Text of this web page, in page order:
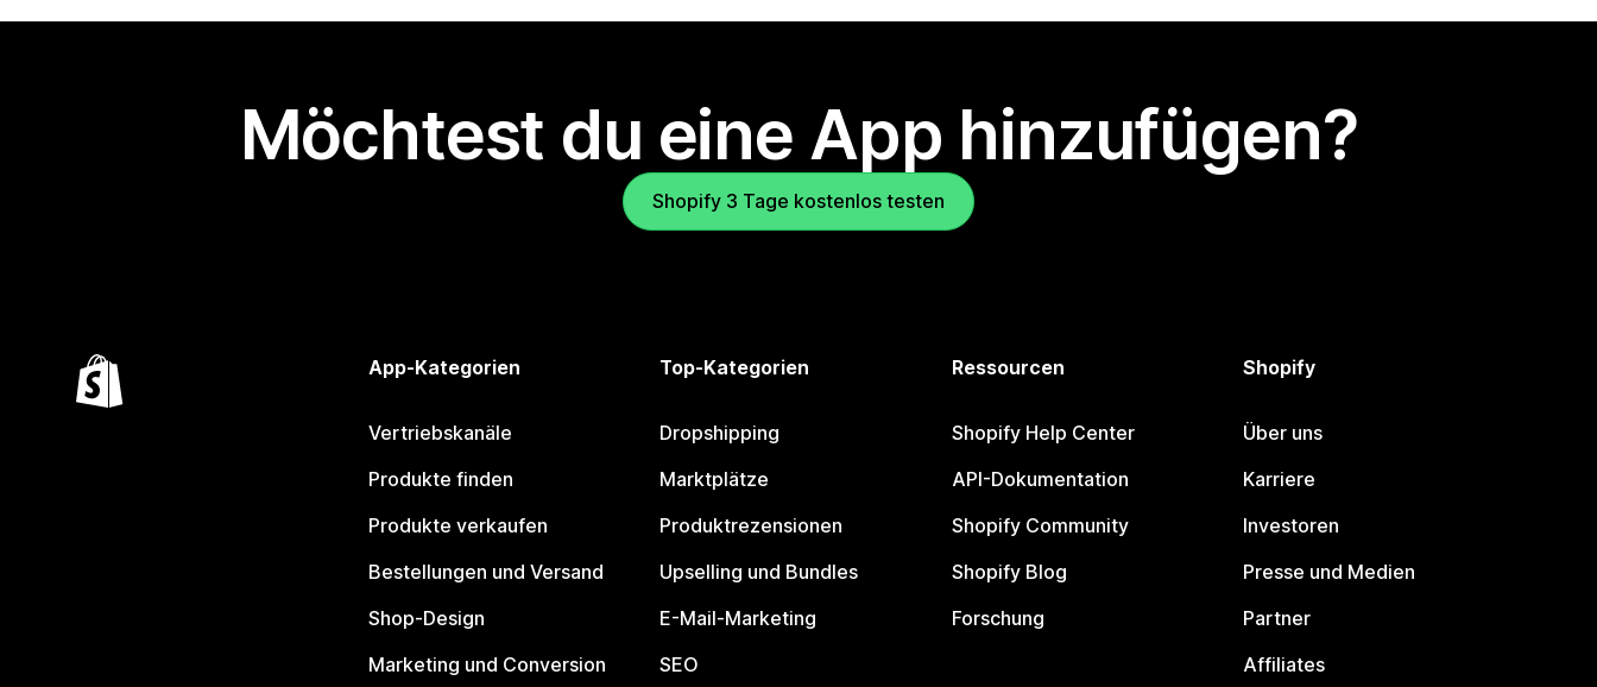
Möchtest du eine App hinzufügen?
Shopify 3 Tage kostenlos testen
App-Kategorien
Vertriebskanäle
Produkte finden
Produkte verkaufen
Bestellungen und Versand
Shop-Design
Marketing und Conversion
Top-Kategorien
Dropshipping
Marktplätze
Produktrezensionen
Upselling und Bundles
E-Mail-Marketing
SEO
Ressourcen
Shopify Help Center
API-Dokumentation
Shopify Community
Shopify Blog
Forschung
Shopify
Über uns
Karriere
Investoren
Presse und Medien
Partner
Affiliates